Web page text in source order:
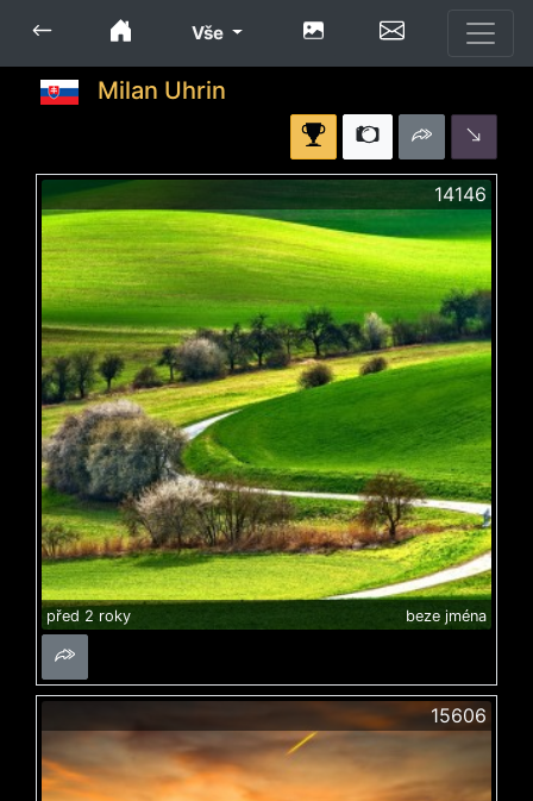
Vše
Milan Uhrin
14146
před 2 roky beze jména
15606